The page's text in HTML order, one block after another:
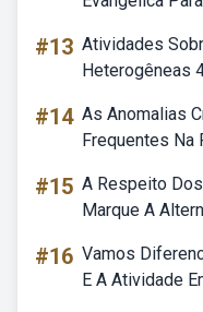
#13 Atividades
Heterogêneas
#14 As Anomalias
Frequentes Na
#15 A Respeito
Marque A
#16 Vamos
E A Atividade